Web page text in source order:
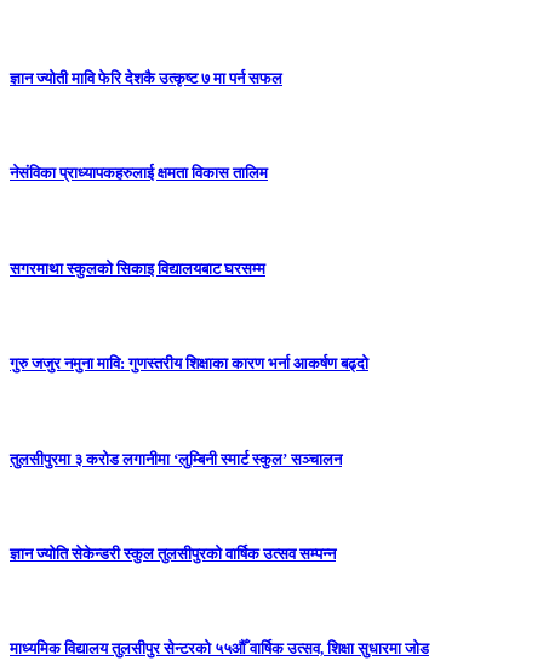
ज्ञान ज्योती मावि फेरि देशकै उत्कृष्ट ७ मा पर्न सफल
नेसंविका प्राध्यापकहरुलाई क्षमता विकास तालिम
सगरमाथा स्कुलको सिकाइ विद्यालयबाट घरसम्म
गुरु जजुर नमुना मावि: गुणस्तरीय शिक्षाका कारण भर्ना आकर्षण बढ्दो
तुलसीपुरमा ३ करोड लगानीमा ‘लुम्बिनी स्मार्ट स्कुल’ सञ्चालन
ज्ञान ज्योति सेकेन्डरी स्कुल तुलसीपुरको वार्षिक उत्सव सम्पन्न
माध्यमिक विद्यालय तुलसीपुर सेन्टरको ५५औँ वार्षिक उत्सव, शिक्षा सुधारमा जाेड